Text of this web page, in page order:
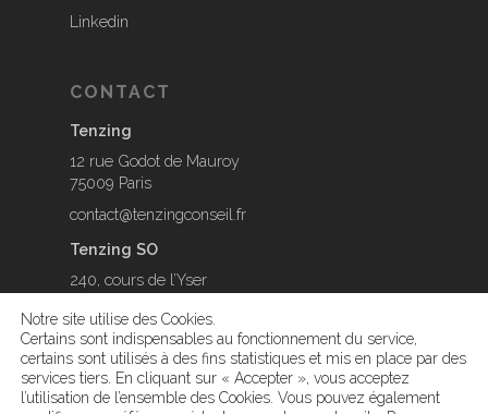
Linkedin
CONTACT
Tenzing
12 rue Godot de Mauroy
75009 Paris
contact@tenzingconseil.fr
Tenzing SO
240, cours de l’Yser
contact@tenzingconseil.fr
Notre site utilise des Cookies.
Certains sont indispensables au fonctionnement du service,
certains sont utilisés à des fins statistiques et mis en place par des
services tiers. En cliquant sur « Accepter », vous acceptez
l’utilisation de l’ensemble des Cookies. Vous pouvez également